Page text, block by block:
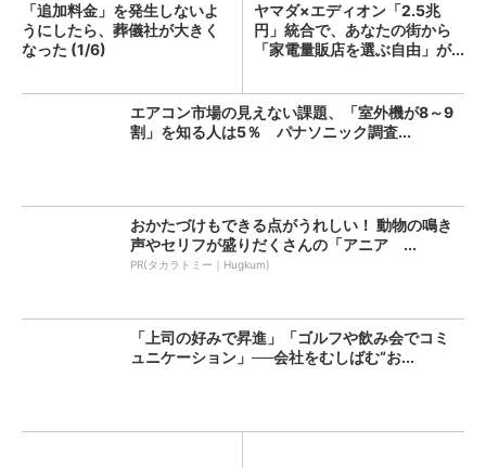
「追加料金」を発生しないよ
うにしたら、葬儀社が大きく
なった (1/6)
ヤマダ×エディオン「2.5兆
円」統合で、あなたの街から
「家電量販店を選ぶ自由」が...
エアコン市場の見えない課題、「室外機が8～9
割」を知る人は5％ パナソニック調査...
おかたづけもできる点がうれしい！ 動物の鳴き
声やセリフが盛りだくさんの「アニア ...
PR(タカラトミー｜Hugkum)
「上司の好みで昇進」「ゴルフや飲み会でコミ
ュニケーション」──会社をむしばむ“お...